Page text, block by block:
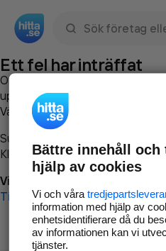
Ett fel har inträffat
Om du vill kan du
uppstod så att vi lättare och
Vänligen försök med följande:
Surfa till
Klicka påTillbaka-knappen i
Vi beklagar besväret!
Till startsidan
Bättre innehåll och
hjälp av cookies
Vi och våra
information med hjälp av
enhetsidentifierare då du
av informationen kan vi
tjänster.